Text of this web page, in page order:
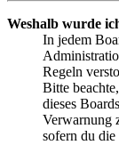
Weshalb wurde
In jedem
Regeln
Bitte
dieses
Verwarnung
sofern du